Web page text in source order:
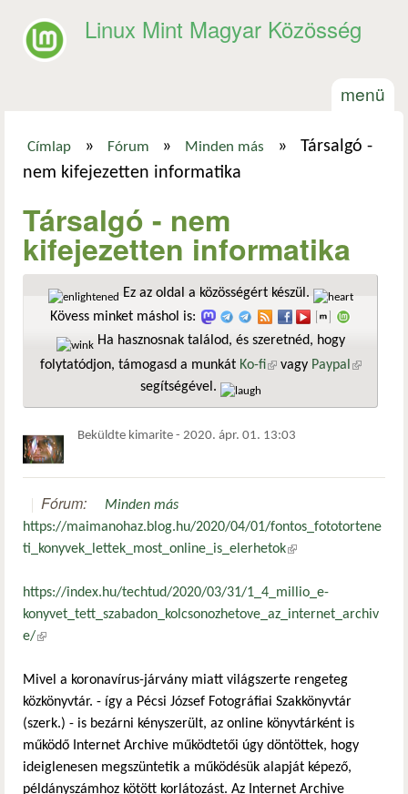
Linux Mint Magyar Közösség
menü
Jelenlegi hely
Címlap » Fórum » Minden más »
Társalgó -
nem kifejezetten informatika
Társalgó - nem
kifejezetten informatika
Ez az oldal a közösségért készül.
Kövess minket máshol is:
Ha hasznosnak találod, és szeretnéd, hogy
folytatódjon, támogasd a munkát Ko-fi(külső hivatkozás)
vagy Paypal
segítségével.
Beküldte kimarite - 2020. ápr. 01. 13:03
Fórum:
Minden más
https://maimanohaz.blog.hu/2020/04/01/fontos_fototortene
ti_konyvek_lettek_most_online_is_elerhetok(külső hivatkozás)
https://index.hu/techtud/2020/03/31/1_4_millio_e-
konyvet_tett_szabadon_kolcsonozhetove_az_internet_archiv
e/(külső hivatkozás)
Mivel a koronavírus-járvány miatt világszerte rengeteg
közkönyvtár. - így a Pécsi József Fotográfiai Szakkönyvtár
(szerk.) - is bezárni kényszerült, az online könyvtárként is
működő Internet Archive működtetői úgy döntöttek, hogy
ideiglenesen megszüntetik a működésük alapját képező,
példányszámhoz kötött korlátozást. Az Internet Archive